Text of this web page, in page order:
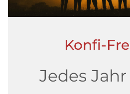
Konfi-
Jedes